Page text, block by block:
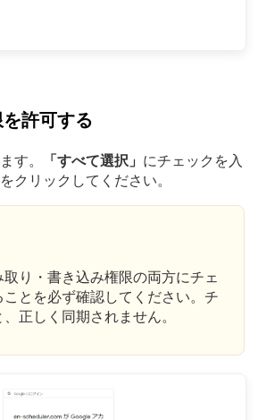
許可する
す。 「すべて選択」 にチェックを入
クリックしてください。
り・書き込み権限の両方にチェ
とを必ず確認してください。チ
正しく同期されません。